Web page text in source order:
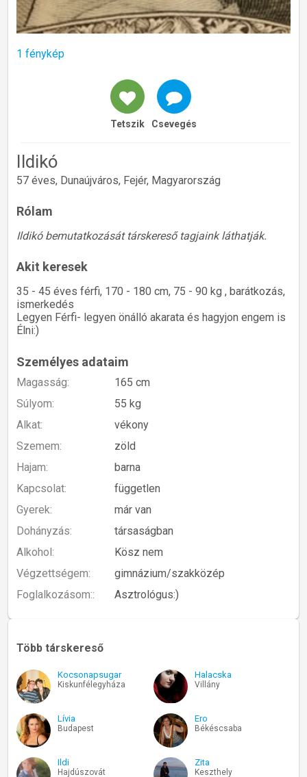
1 fénykép
Tetszik Csevegés
Ildikó
57 éves, Dunaújváros, Fejér, Magyarország
Rólam
Ildikó bemutatkozását társkereső tagjaink láthatják.
Akit keresek
35 - 45 éves férfi, 170 - 180 cm, 75 - 90 kg , barátkozás,
ismerkedés
Legyen Férfi- legyen önálló akarata és hagyjon engem is
Élni:)
Személyes adataim
Magasság:
165 cm
Súlyom:
55 kg
Alkat:
vékony
Szemem:
zöld
Hajam:
barna
Kapcsolat:
független
Gyerek:
már van
Dohányzás:
társaságban
Alkohol:
Kösz nem
Végzettségem:
gimnázium/szakközép
Foglalkozásom::
Asztrológus:)
Több társkereső
Kocsonapsugar
Kiskunfélegyháza
Halacska
Villány
Lívia
Budapest
Ero
Békéscsaba
Ildi
Hajdúszovát
Zita
Keszthely